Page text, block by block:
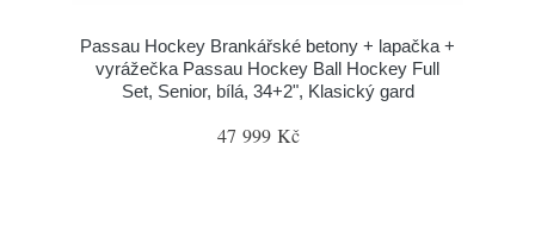
Passau Hockey Brankářské betony + lapačka +
vyrážečka Passau Hockey Ball Hockey Full
Set, Senior, bílá, 34+2", Klasický gard
47 999 Kč